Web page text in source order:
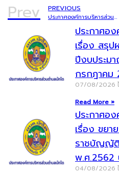
Prev PREVIOUS
ประกาศองค์การบริหารส่วนตำบลบักได เรื่อง ประกาศใช้ข้อบัญญัติงบประมาณรายจ่ายประจำปีงบประมาณ พ.ศ.2565
ประกาศอ
เรื่อง สรุป
ปีงบประม
กรกฎาคม
07/08/2026
Read More »
ประกาศอ
เรื่อง ขยา
ราชบัญญัติ
พ.ศ.2562
04/08/2026